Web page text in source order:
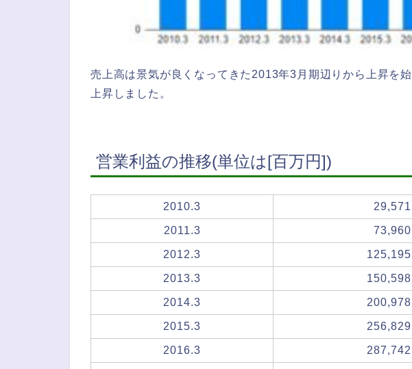
売上高は景気が良くなってきた2013年3月期辺りから上昇を
上昇しました。
営業利益の推移(単位は[百万円])
2010.3 29,571
2011.3 73,960
2012.3 125,195
2013.3 150,598
2014.3 200,978
2015.3 256,829
2016.3 287,742